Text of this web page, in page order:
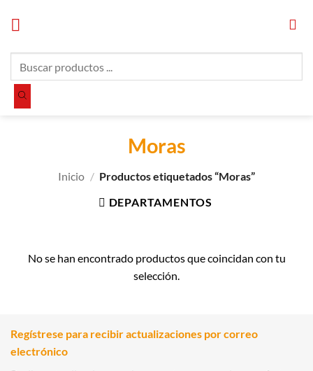
productos
Moras
Inicio / Productos etiquetados “Moras”
DEPARTAMENTOS
No se han encontrado productos que coincidan con tu
selección.
Regístrese para recibir actualizaciones por correo
electrónico